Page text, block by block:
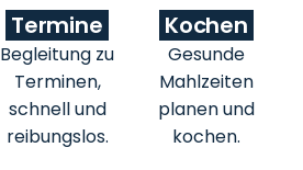
Termine
Begleitung zu
Terminen,
schnell und
reibungslos.
Kochen
Gesunde
Mahlzeiten
planen und
kochen.